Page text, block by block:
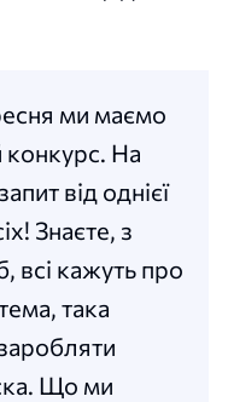
ми маємо
конкурс. На
від однієї
Знаєте, з
всі кажуть про
така
Що ми